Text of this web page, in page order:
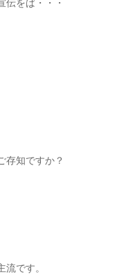
伝をば・・・
存知ですか？
です。